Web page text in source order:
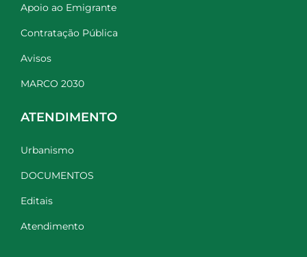
Apoio ao Emigrante
Contratação Pública
Avisos
MARCO 2030
ATENDIMENTO
Urbanismo
DOCUMENTOS
Editais
Atendimento